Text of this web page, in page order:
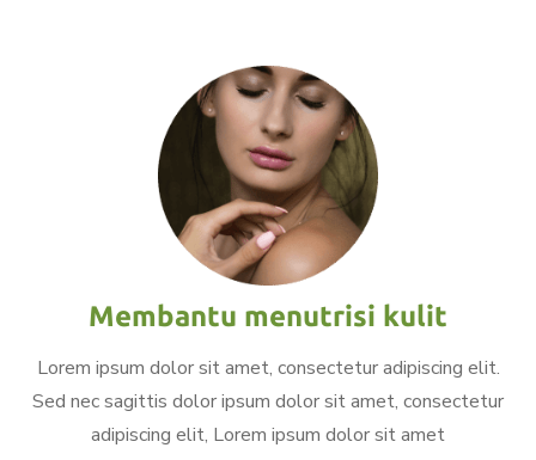
Membantu menutrisi kulit
Lorem ipsum dolor sit amet, consectetur adipiscing elit.
Sed nec sagittis dolor ipsum dolor sit amet, consectetur
adipiscing elit, Lorem ipsum dolor sit amet